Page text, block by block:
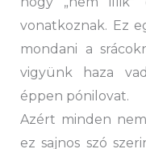
vonatkoznak. Ez
mondani a
vigyünk haza
éppen pónilovat.
Azért minden
ez sajnos szó